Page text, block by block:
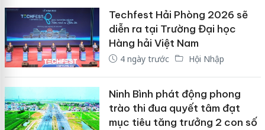
Techfest Hải Phòng 2026 sẽ
diễn ra tại Trường Đại học
Hàng hải Việt Nam
4 ngày trước Hội Nhập
Ninh Bình phát động phong
trào thi đua quyết tâm đạt
mục tiêu tăng trưởng 2 con số